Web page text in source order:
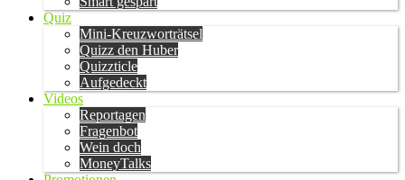
Quiz
Mini-Kreuzworträtsel
Quizz den Huber
Quizzticle
Aufgedeckt
Videos
Reportagen
Fragenbot
Wein doch
MoneyTalks